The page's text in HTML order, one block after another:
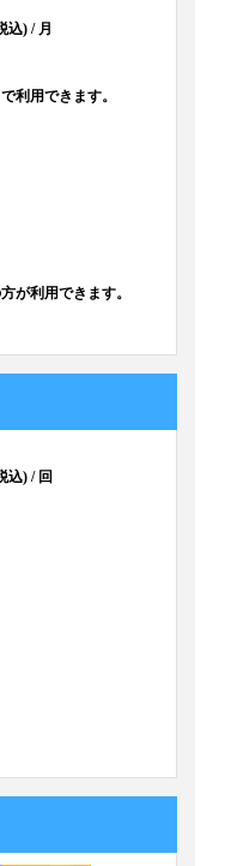
込) / 月
利用できます。
が利用できます。
込) / 回